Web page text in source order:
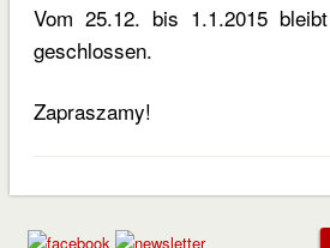
Vom 25.12. bis 1.1.2015
geschlossen.
Zapraszamy!